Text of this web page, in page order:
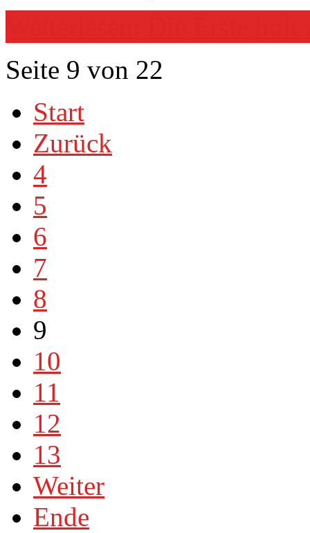
Seite 9 von 22
Start
Zurück
4
5
6
7
8
9
10
11
12
13
Weiter
Ende